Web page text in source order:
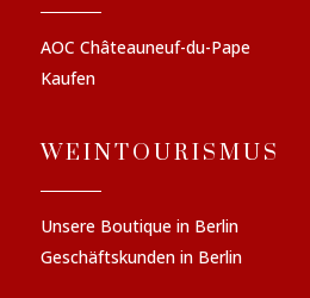
AOC Châteauneuf-du-Pape
Kaufen
WEINTOURISMUS
Unsere Boutique in Berlin
Geschäftskunden in Berlin